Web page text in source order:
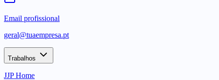
Email profissional
geral@tuaempresa.pt
Trabalhos
JJP Home